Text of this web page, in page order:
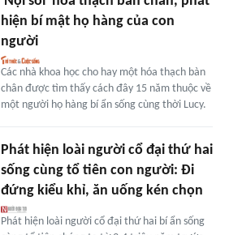
hiện bí mật họ hàng của con
người
Các nhà khoa học cho hay một hóa thạch bàn
chân được tìm thấy cách đây 15 năm thuộc về
một người họ hàng bí ẩn sống cùng thời Lucy.
Phát hiện loài người cổ đại thứ hai
sống cùng tổ tiên con người: Đi
đứng kiểu khỉ, ăn uống kén chọn
Phát hiện loài người cổ đại thứ hai bí ẩn sống